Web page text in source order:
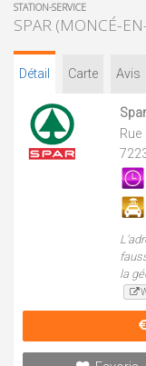
STATION-SERVICE
SPAR (MONCÉ-
Détail Carte Avis
la